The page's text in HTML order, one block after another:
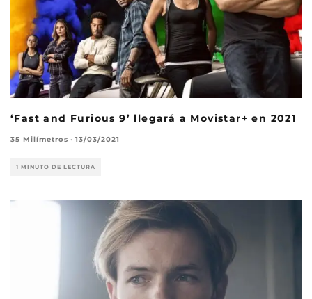
‘Fast and Furious 9’ llegará a Movistar+ en 2021
35 Milímetros · 13/03/2021
1 MINUTO DE LECTURA